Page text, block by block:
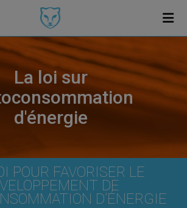
La loi sur
d'énergie
POUR FAVORISER LE
DE
D’ÉNERGIE